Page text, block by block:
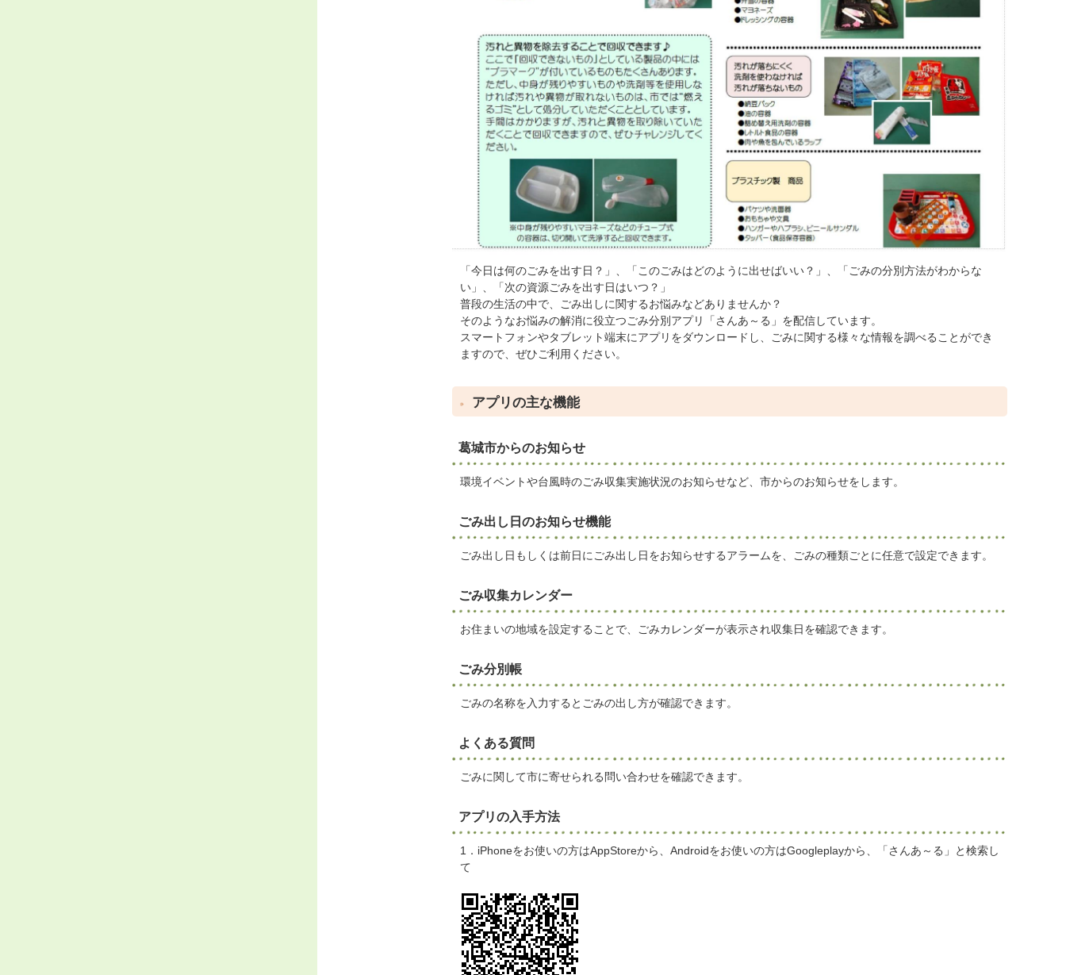
「今日は何のごみを出す日？」、「このごみはどのように出せばいい？」、「ごみの分別方法がわからな
い」、「次の資源ごみを出す日はいつ？」
普段の生活の中で、ごみ出しに関するお悩みなどありませんか？
そのようなお悩みの解消に役立つごみ分別アプリ「さんあ～る」を配信しています。
スマートフォンやタブレット端末にアプリをダウンロードし、ごみに関する様々な情報を調べることができ
ますので、ぜひご利用ください。
アプリの主な機能
葛城市からのお知らせ
環境イベントや台風時のごみ収集実施状況のお知らせなど、市からのお知らせをします。
ごみ出し日のお知らせ機能
ごみ出し日もしくは前日にごみ出し日をお知らせするアラームを、ごみの種類ごとに任意で設定できます。
ごみ収集カレンダー
お住まいの地域を設定することで、ごみカレンダーが表示され収集日を確認できます。
ごみ分別帳
ごみの名称を入力するとごみの出し方が確認できます。
よくある質問
ごみに関して市に寄せられる問い合わせを確認できます。
アプリの入手方法
1．iPhoneをお使いの方はAppStoreから、Androidをお使いの方はGoogleplayから、「さんあ～る」と検索し
て